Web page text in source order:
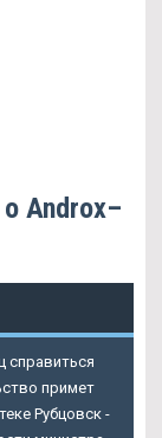
Androx–
справиться
примет
Рубцовск -